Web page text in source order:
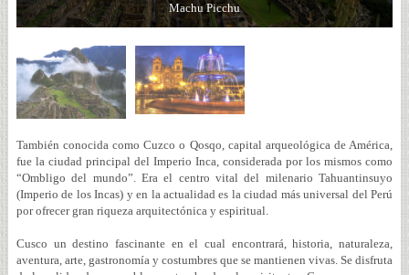
Machu Picchu
También conocida como Cuzco o Qosqo, capital arqueológica de América,
fue la ciudad principal del Imperio Inca, considerada por los mismos como
“Ombligo del mundo”. Era el centro vital del milenario Tahuantinsuyo
(Imperio de los Incas) y en la actualidad es la ciudad más universal del Perú
por ofrecer gran riqueza arquitectónica y espiritual.
Cusco un destino fascinante en el cual encontrará, historia, naturaleza,
aventura, arte, gastronomía y costumbres que se mantienen vivas. Se disfruta